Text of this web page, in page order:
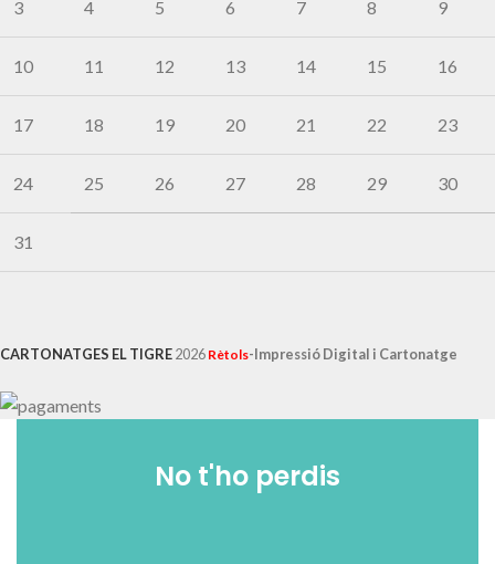
3 4 5 6 7 8 9
10 11 12 13 14 15 16
17 18 19 20 21 22 23
24 25 26 27 28 29 30
31
CARTONATGES EL TIGRE2026 Rètols-Impressió Digital i Cartonatge
No t'ho perdis